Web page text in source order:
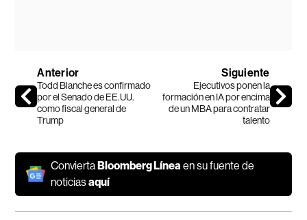
Anterior
Todd Blanche es confirmado
por el Senado de EE.UU.
como fiscal general de
Trump
Siguiente
Ejecutivos ponen la
formación en IA por encima
de un MBA para contratar
talento
ConviertaBloomberg Líneaen su fuente de
noticiasaquí